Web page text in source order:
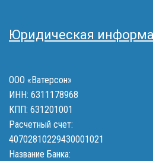
Юридическая
ООО «Ватерсон»
ИНН: 6311178968
КПП: 631201001
Расчетный счет:
40702810229430001021
Название Банка: